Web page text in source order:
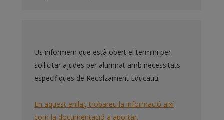
Us informem que està obert el termini per
sol·licitar ajudes per alumnat amb necessitats
especifiques de Recolzament Educatiu.
En aquest enllaç trobareu la informació així
com la documentació a aportar.